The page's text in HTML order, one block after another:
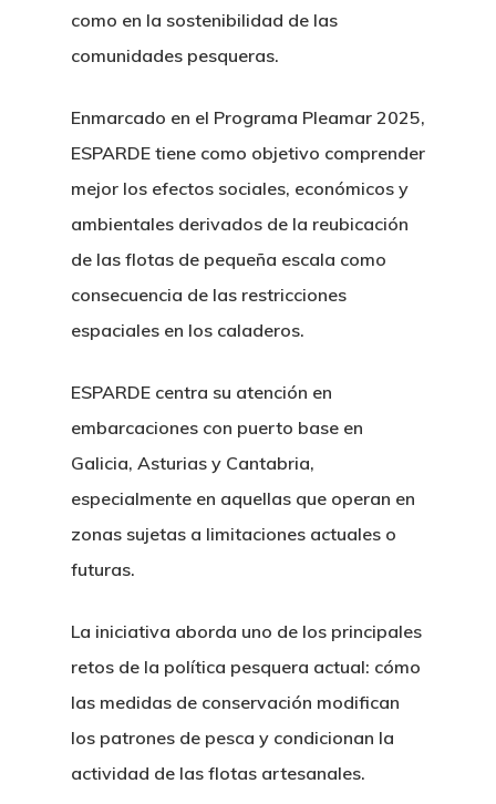
como en la sostenibilidad de las
comunidades pesqueras.
Enmarcado en el Programa Pleamar 2025,
ESPARDE tiene como objetivo comprender
mejor los efectos sociales, económicos y
ambientales derivados de la reubicación
de las flotas de pequeña escala como
consecuencia de las restricciones
espaciales en los caladeros.
ESPARDE centra su atención en
embarcaciones con puerto base en
Galicia, Asturias y Cantabria,
especialmente en aquellas que operan en
zonas sujetas a limitaciones actuales o
futuras.
La iniciativa aborda uno de los principales
retos de la política pesquera actual: cómo
las medidas de conservación modifican
los patrones de pesca y condicionan la
actividad de las flotas artesanales.